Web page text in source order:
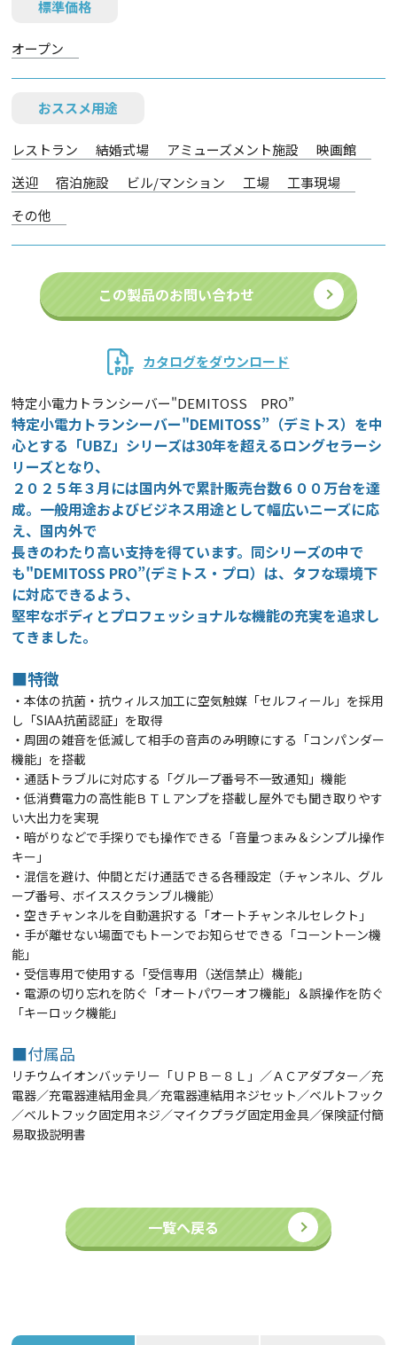
標準価格
オープン
おススメ用途
レストラン 結婚式場 アミューズメント施設
映画館
送迎
宿泊施設 ビル/マンション 工場
工事現場
その他
この製品のお問い合わせ
カタログをダウンロード
特定小電力トランシーバー"DEMITOSS PRO”
特定小電力トランシーバー"DEMITOSS”（デミトス）を中
心とする「UBZ」シリーズは30年を超えるロングセラーシ
リーズとなり、
２０２５年３月には国内外で累計販売台数６００万台を達
成。一般用途およびビジネス用途として幅広いニーズに応
え、国内外で
長きのわたり高い支持を得ています。同シリーズの中で
も"DEMITOSS PRO”(デミトス・プロ）は、タフな環境下
に対応できるよう、
堅牢なボディとプロフェッショナルな機能の充実を追求し
てきました。
■特徴
・本体の抗菌・抗ウィルス加工に空気触媒「セルフィール」を採用
し「SIAA抗菌認証」を取得
・周囲の雑音を低滅して相手の音声のみ明瞭にする「コンパンダー
機能」を搭載
・通話トラブルに対応する「グループ番号不一致通知」機能
・低消費電力の高性能ＢＴＬアンプを搭載し屋外でも聞き取りやす
い大出力を実現
・暗がりなどで手探りでも操作できる「音量つまみ＆シンプル操作
キー」
・混信を避け、仲間とだけ通話できる各種設定（チャンネル、グル
ープ番号、ボイススクランブル機能）
・空きチャンネルを自動選択する「オートチャンネルセレクト」
・手が離せない場面でもトーンでお知らせできる「コーントーン機
能」
・受信専用で使用する「受信専用（送信禁止）機能」
・電源の切り忘れを防ぐ「オートパワーオフ機能」＆誤操作を防ぐ
「キーロック機能」
■付属品
リチウムイオンバッテリー「ＵＰＢ－８Ｌ」／ＡＣアダプター／充
電器／充電器連結用金具／充電器連結用ネジセット／ベルトフック
／ベルトフック固定用ネジ／マイクプラグ固定用金具／保険証付簡
易取扱説明書
一覧へ戻る